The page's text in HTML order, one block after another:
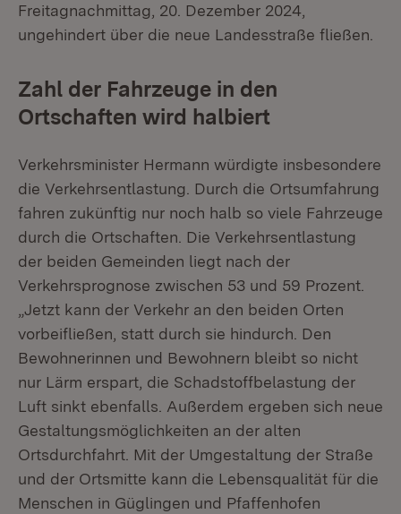
Freitagnachmittag, 20. Dezember 2024,
ungehindert über die neue Landesstraße fließen.
Zahl der Fahrzeuge in den
Ortschaften wird halbiert
Verkehrsminister Hermann würdigte insbesondere
die Verkehrsentlastung. Durch die Ortsumfahrung
fahren zukünftig nur noch halb so viele Fahrzeuge
durch die Ortschaften. Die Verkehrsentlastung
der beiden Gemeinden liegt nach der
Verkehrsprognose zwischen 53 und 59 Prozent.
„Jetzt kann der Verkehr an den beiden Orten
vorbeifließen, statt durch sie hindurch. Den
Bewohnerinnen und Bewohnern bleibt so nicht
nur Lärm erspart, die Schadstoffbelastung der
Luft sinkt ebenfalls. Außerdem ergeben sich neue
Gestaltungsmöglichkeiten an der alten
Ortsdurchfahrt. Mit der Umgestaltung der Straße
und der Ortsmitte kann die Lebensqualität für die
Menschen in Güglingen und Pfaffenhofen